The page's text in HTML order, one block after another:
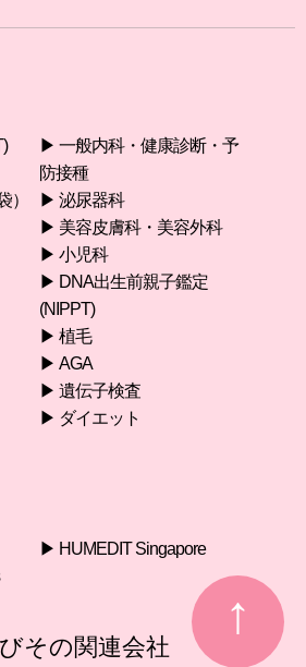
▶︎ 一般内科・健康診断・予
防接種
）
▶︎ 泌尿器科
▶︎ 美容皮膚科・美容外科
▶︎ 小児科
▶︎ DNA出生前親子鑑定
(NIPPT)
▶︎ 植毛
▶︎ AGA
▶︎ 遺伝子検査
▶︎ ダイエット
▶︎ HUMEDIT Singapore
その関連会社